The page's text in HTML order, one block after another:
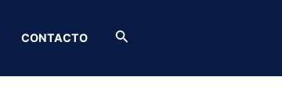
CONTACTO Buscar